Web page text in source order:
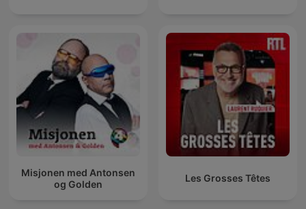
Misjonen med Antonsen
og Golden
Les Grosses Têtes